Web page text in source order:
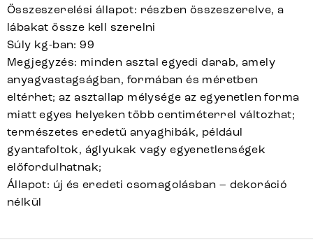
Összeszerelési állapot: részben összeszerelve, a
lábakat össze kell szerelni
Súly kg-ban: 99
Megjegyzés: minden asztal egyedi darab, amely
anyagvastagságban, formában és méretben
eltérhet; az asztallap mélysége az egyenetlen forma
miatt egyes helyeken több centiméterrel változhat;
természetes eredetű anyaghibák, például
gyantafoltok, áglyukak vagy egyenetlenségek
előfordulhatnak;
Állapot: új és eredeti csomagolásban – dekoráció
nélkül